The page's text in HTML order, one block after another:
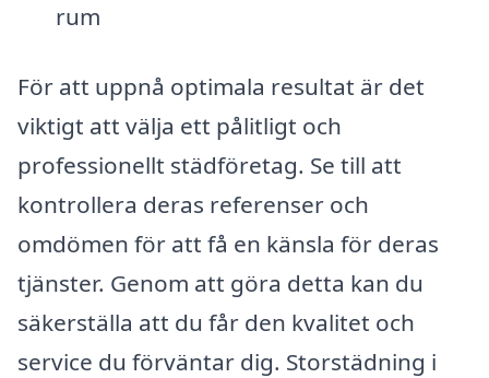
rum
För att uppnå optimala resultat är det
viktigt att välja ett pålitligt och
professionellt städföretag. Se till att
kontrollera deras referenser och
omdömen för att få en känsla för deras
tjänster. Genom att göra detta kan du
säkerställa att du får den kvalitet och
service du förväntar dig. Storstädning i